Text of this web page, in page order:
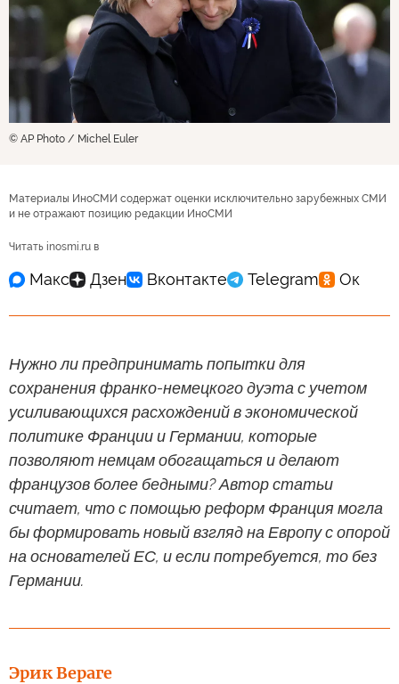
© AP Photo / Michel Euler
Материалы ИноСМИ содержат оценки исключительно зарубежных СМИ
и не отражают позицию редакции ИноСМИ
Читать inosmi.ru в
Нужно ли предпринимать попытки для
сохранения франко-немецкого дуэта с учетом
усиливающихся расхождений в экономической
политике Франции и Германии, которые
позволяют немцам обогащаться и делают
французов более бедными? Автор статьи
считает, что с помощью реформ Франция могла
бы формировать новый взгляд на Европу с опорой
на основателей ЕС, и если потребуется, то без
Германии.
Эрик Вераге